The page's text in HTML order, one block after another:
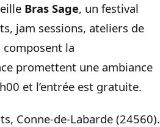
Bras Sage, un festival
jam sessions, ateliers de
la
promettent une ambiance
et l’entrée est gratuite.
Conne-de-Labarde (24560).